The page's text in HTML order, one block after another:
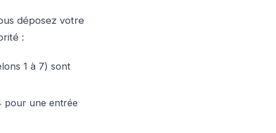
déposez votre
:
1 à 7) sont
pour une entrée